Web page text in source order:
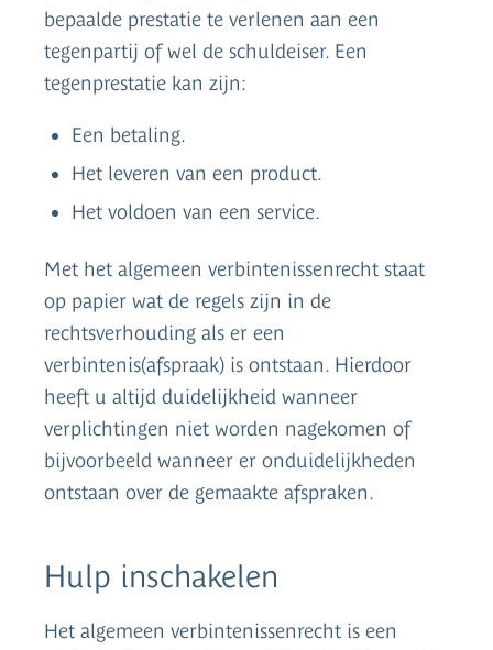
bepaalde prestatie te verlenen aan een
tegenpartij of wel de schuldeiser. Een
tegenprestatie kan zijn:
Een betaling.
Het leveren van een product.
Het voldoen van een service.
Met het algemeen verbintenissenrecht staat
op papier wat de regels zijn in de
rechtsverhouding als er een
verbintenis(afspraak) is ontstaan. Hierdoor
heeft u altijd duidelijkheid wanneer
verplichtingen niet worden nagekomen of
bijvoorbeeld wanneer er onduidelijkheden
ontstaan over de gemaakte afspraken.
Hulp inschakelen
Het algemeen verbintenissenrecht is een